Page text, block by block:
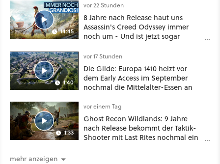
14:45
vor 22 Stunden
8 Jahre nach Release haut uns
Assassin's Creed Odyssey immer
noch um - Und ist jetzt sogar
1:40
vor 17 Stunden
Die Gilde: Europa 1410 heizt vor
dem Early Access im September
nochmal die Mittelalter-Essen an
1:33
vor einem Tag
Ghost Recon Wildlands: 9 Jahre
nach Release bekommt der Taktik-
Shooter mit Last Rites nochmal ein
mehr anzeigen